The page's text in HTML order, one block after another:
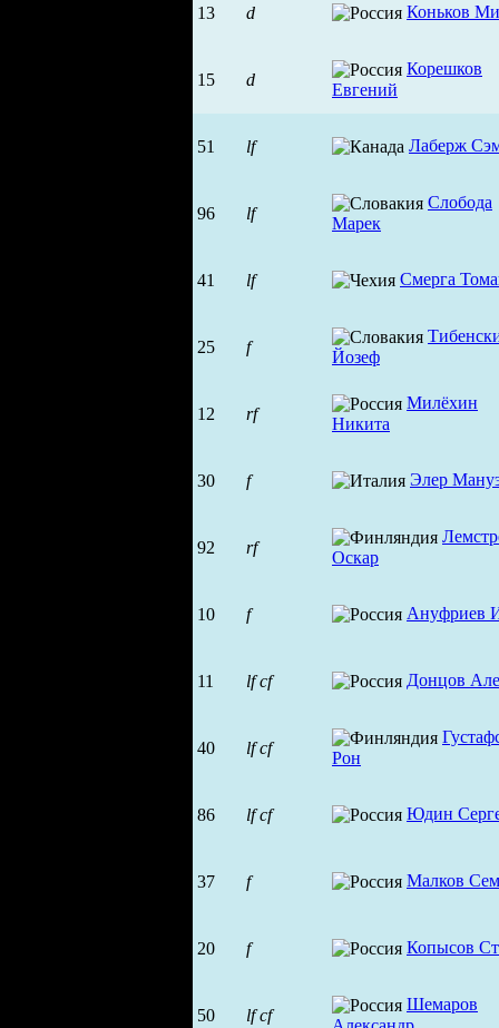
13 d Коньков
15 d
Корешков
Евгений
51 lf Лаберж
96 lf
Слобода
Марек
41 lf Смерга
25 f
Йозеф
12 rf
Милёхин
Никита
30 f Элер
92 rf
Оскар
10 f Ануфриев
11 lf cf Донцов
40 lf cf
Рон
86 lf cf Юдин
37 f Малков
20 f Копысов
50 lf cf
Шемаров